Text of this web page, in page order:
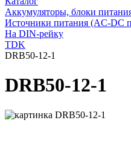
Аккумуляторы, блоки
Источники питания (AC-DC
На DIN-рейку
TDK
DRB50-12-1
DRB50-12-1